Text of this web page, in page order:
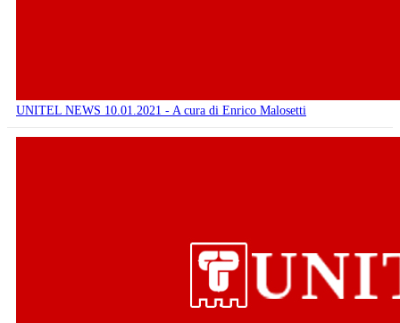
UNITEL NEWS 10.01.2021 - A cura di Enrico Malosetti